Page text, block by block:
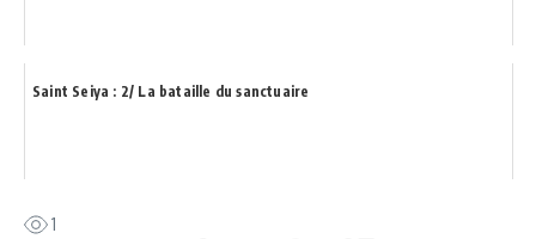
Saint Seiya : 2/ La bataille du sanctuaire
1